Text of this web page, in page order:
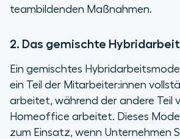
teambildenden Maßnahmen.
2. Das gemischte
Ein gemischtes
ein Teil der Mitarbeiter:innen
arbeitet, während der andere Teil
Homeoffice arbeitet. Dieses
zum Einsatz, wenn Unternehmen